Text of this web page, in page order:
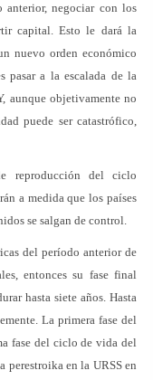
negociar con los
capital. Esto le dará la
nuevo orden económico
pasar a la escalada de la
aunque objetivamente no
puede ser catastrófico,
reproducción del ciclo
a medida que los países
se salgan de control.
del período anterior de
entonces su fase final
hasta siete años. Hasta
La primera fase del
fase del ciclo de vida del
en la URSS en